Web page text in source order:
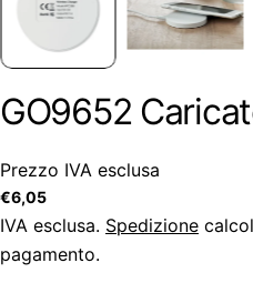
GO9652
Prezzo IVA esclusa
Prezzo
regolare
€6,05
IVA esclusa. Spedizione
pagamento.